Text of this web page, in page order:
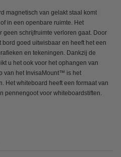
magnetisch van gelakt staal komt
in een openbare ruimte. Het
schrijfruimte verloren gaat. Door
goed uitwisbaar en heeft het een
en tekeningen. Dankzij de
u het ook voor het ophangen van
van het InvisaMount™ is het
Het whiteboard heeft een formaat van
pennengoot voor whiteboardstiften.